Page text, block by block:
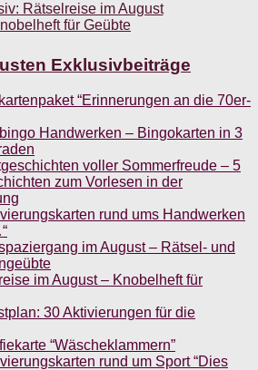
Exklusivbeiträge
“Erinnerungen an die 70er-
Handwerken – Bingokarten in 3
voller Sommerfreude – 5
zum Vorlesen in der
rund ums Handwerken
im August – Rätsel- und
im August – Knobelheft für
30 Aktivierungen für die
“Wäscheklammern”
rund um Sport “Dies